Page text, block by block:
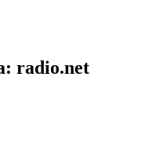
radio.net